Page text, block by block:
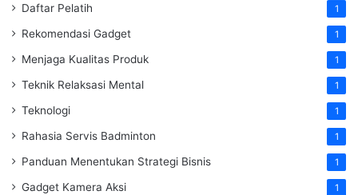
Daftar Pelatih 1
Rekomendasi Gadget 1
Menjaga Kualitas Produk 1
Teknik Relaksasi Mental 1
Teknologi 1
Rahasia Servis Badminton 1
Panduan Menentukan Strategi Bisnis 1
Gadget Kamera Aksi 1